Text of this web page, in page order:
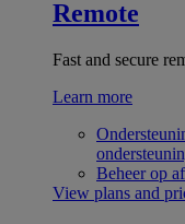
Remote
Fast and secure
Learn more
Beheer op
View plans and